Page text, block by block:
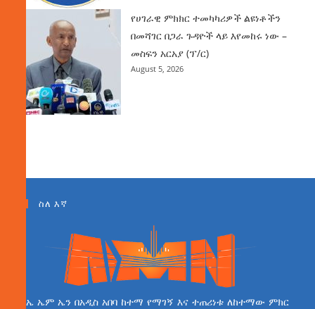
የሀገራዊ ምክክር ተመካካሪዎች ልዩነቶችን
በመሻገር በጋራ ጉዳዮች ላይ እየመከሩ ነው –
መስፍን አርአያ (ፕ/ር)
August 5, 2026
ስለ እኛ
ኤ ኤም ኤን በአዲስ አበባ ከተማ የማገኝ እና ተጠሪነቱ ለከተማው ምክር